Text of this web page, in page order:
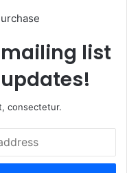
list
consectetur.